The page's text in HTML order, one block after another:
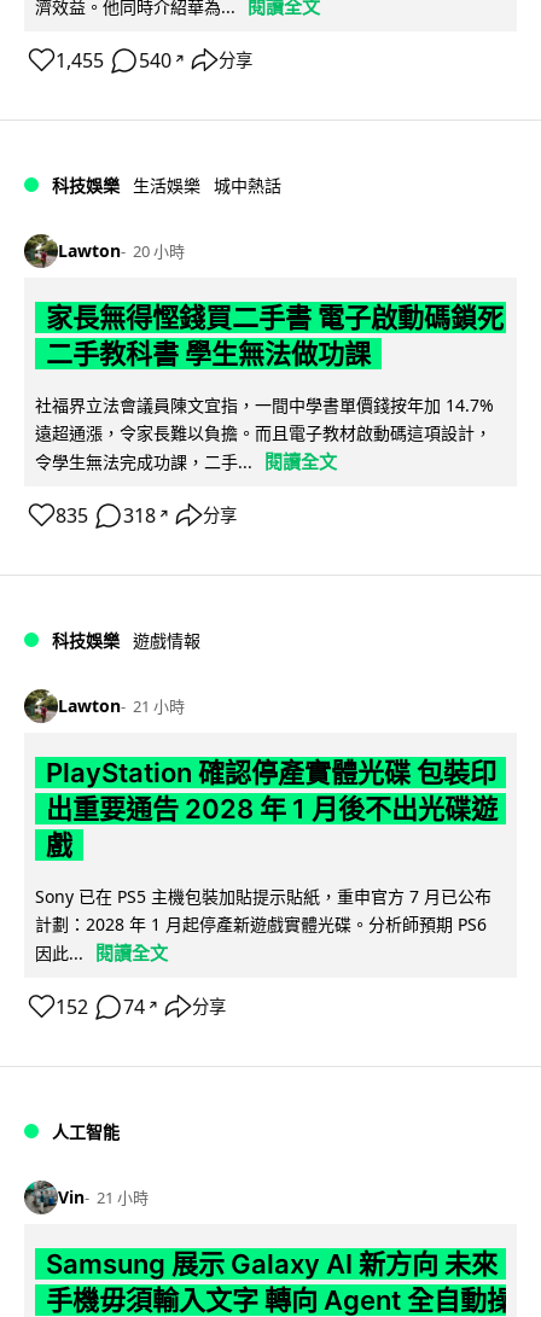
濟效益。他同時介紹華為... 閱讀全文
1,455 540 ↗ 分享
科技娛樂 生活娛樂 城中熱話
Lawton 20 小時
家長無得慳錢買二手書 電子啟動碼鎖死
二手教科書 學生無法做功課
社福界立法會議員陳文宜指，一間中學書單價錢按年加 14.7%
遠超通漲，令家長難以負擔。而且電子教材啟動碼這項設計，
令學生無法完成功課，二手...
閱讀全文
835 318 ↗ 分享
科技娛樂 遊戲情報
Lawton 21 小時
PlayStation 確認停產實體光碟 包裝印
出重要通告 2028 年 1 月後不出光碟遊
戲
Sony 已在 PS5 主機包裝加貼提示貼紙，重申官方 7 月已公布
計劃：2028 年 1 月起停產新遊戲實體光碟。分析師預期 PS6
因此...
閱讀全文
152 74 ↗ 分享
人工智能
Vin 21 小時
Samsung 展示 Galaxy AI 新方向 未來
手機毋須輸入文字 轉向 Agent 全自動操